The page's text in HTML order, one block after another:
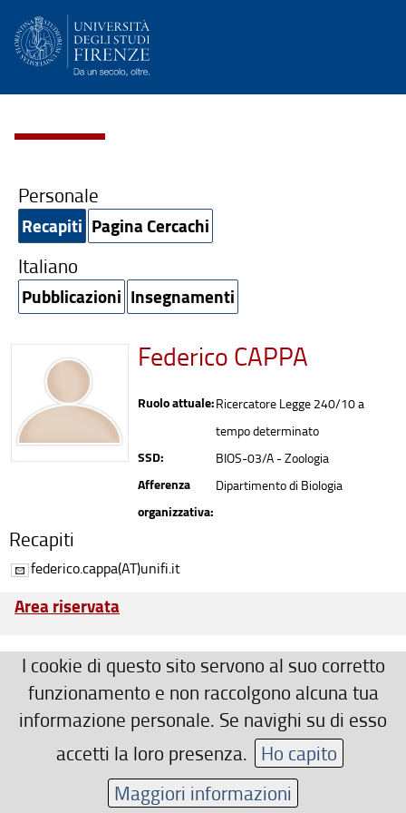
Personale
Recapiti Pagina Cercachi
Italiano
Pubblicazioni Insegnamenti
Federico CAPPA
Ruolo attuale:Ricercatore Legge 240/10 a
tempo determinato
SSD: BIOS-03/A - Zoologia
Afferenza
organizzativa:
Dipartimento di Biologia
Recapiti
federico.cappa(AT)unifi.it
Area riservata
I cookie di questo sito servono al suo corretto
funzionamento e non raccolgono alcuna tua
informazione personale. Se navighi su di esso
accetti la loro presenza. Ho capito
Maggiori informazioni